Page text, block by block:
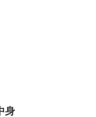
身